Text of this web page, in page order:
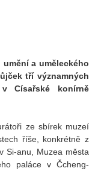
a uměleckého
tří významných
Císařské konírně
ze sbírek muzeí
říše, konkrétně z
Si-anu, Muzea města
paláce v Čcheng-